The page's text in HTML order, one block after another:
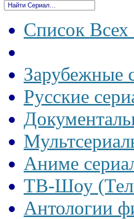
Список Всех
Зарубежные
Русские
Аниме
ТВ-Шоу
Антологии